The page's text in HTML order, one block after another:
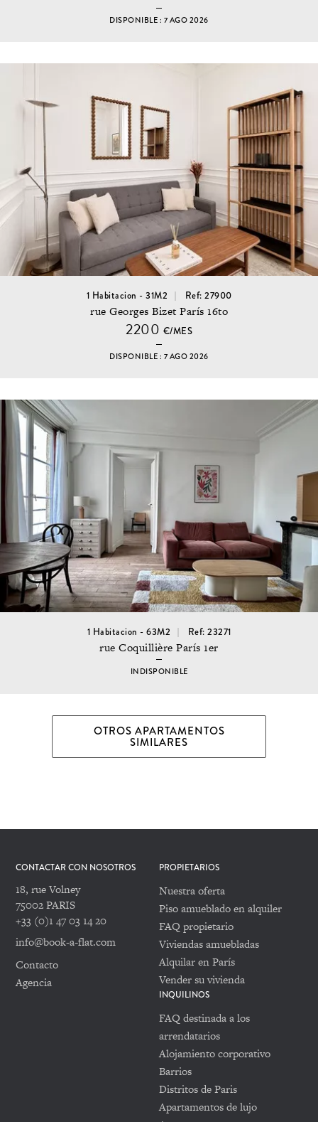
DISPONIBLE : 7 AGO 2026
1 Habitacion - 31M2 Ref: 27900
rue Georges Bizet París 16to
2200 €/MES
DISPONIBLE : 7 AGO 2026
1 Habitacion - 63M2 Ref: 23271
rue Coquillière París 1er
INDISPONIBLE
OTROS APARTAMENTOS
SIMILARES
CONTACTAR CON NOSOTROS
18, rue Volney
75002 PARIS
+33 (0)1 47 03 14 20
info@book-a-flat.com
Contacto
Agencia
PROPIETARIOS
Nuestra oferta
Piso amueblado en alquiler
FAQ propietario
Viviendas amuebladas
Alquilar en París
Vender su vivienda
INQUILINOS
FAQ destinada a los
arrendatarios
Alojamiento corporativo
Barrios
Distritos de Paris
Apartamentos de lujo